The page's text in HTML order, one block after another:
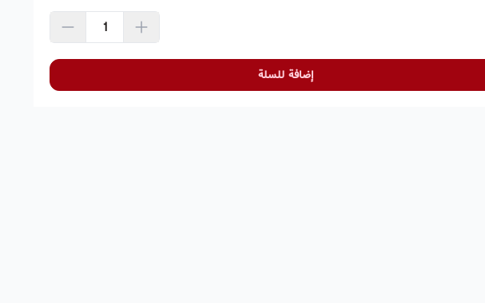
إضافة للسلة